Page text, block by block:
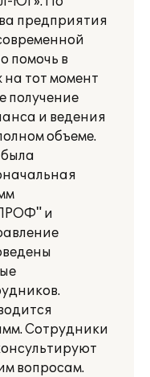
предприятия
помочь в
тот момент
получение
и ведения
объеме.
и
Сотрудники
вопросам.